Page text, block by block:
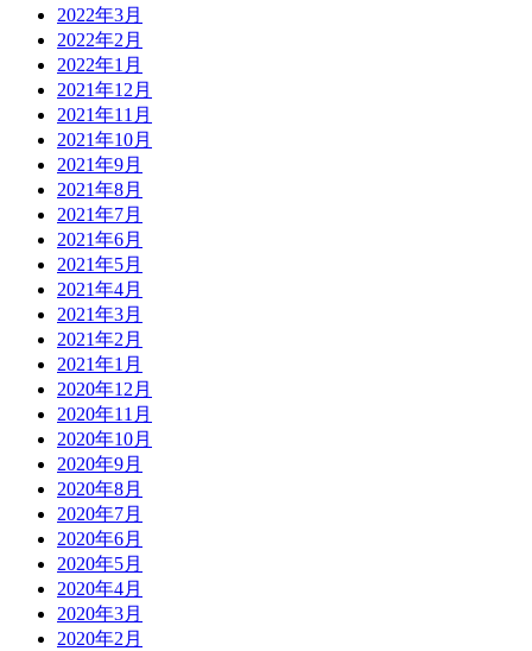
2022年3月
2022年2月
2022年1月
2021年12月
2021年11月
2021年10月
2021年9月
2021年8月
2021年7月
2021年6月
2021年5月
2021年4月
2021年3月
2021年2月
2021年1月
2020年12月
2020年11月
2020年10月
2020年9月
2020年8月
2020年7月
2020年6月
2020年5月
2020年4月
2020年3月
2020年2月